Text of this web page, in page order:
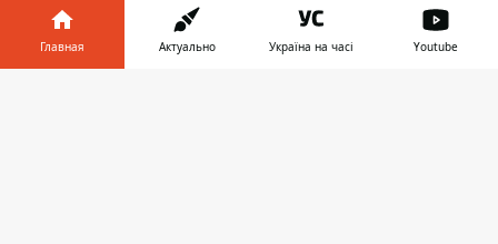
Главная Актуально Україна на часі Youtube